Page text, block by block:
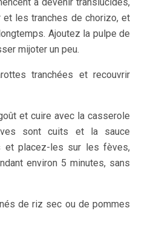
les tranches de chorizo, et
Ajoutez la pulpe de
mijoter un peu.
tranchées et recouvrir
et cuire avec la casserole
sont cuits et la sauce
et placez-les sur les fèves,
environ 5 minutes, sans
de riz sec ou de pommes